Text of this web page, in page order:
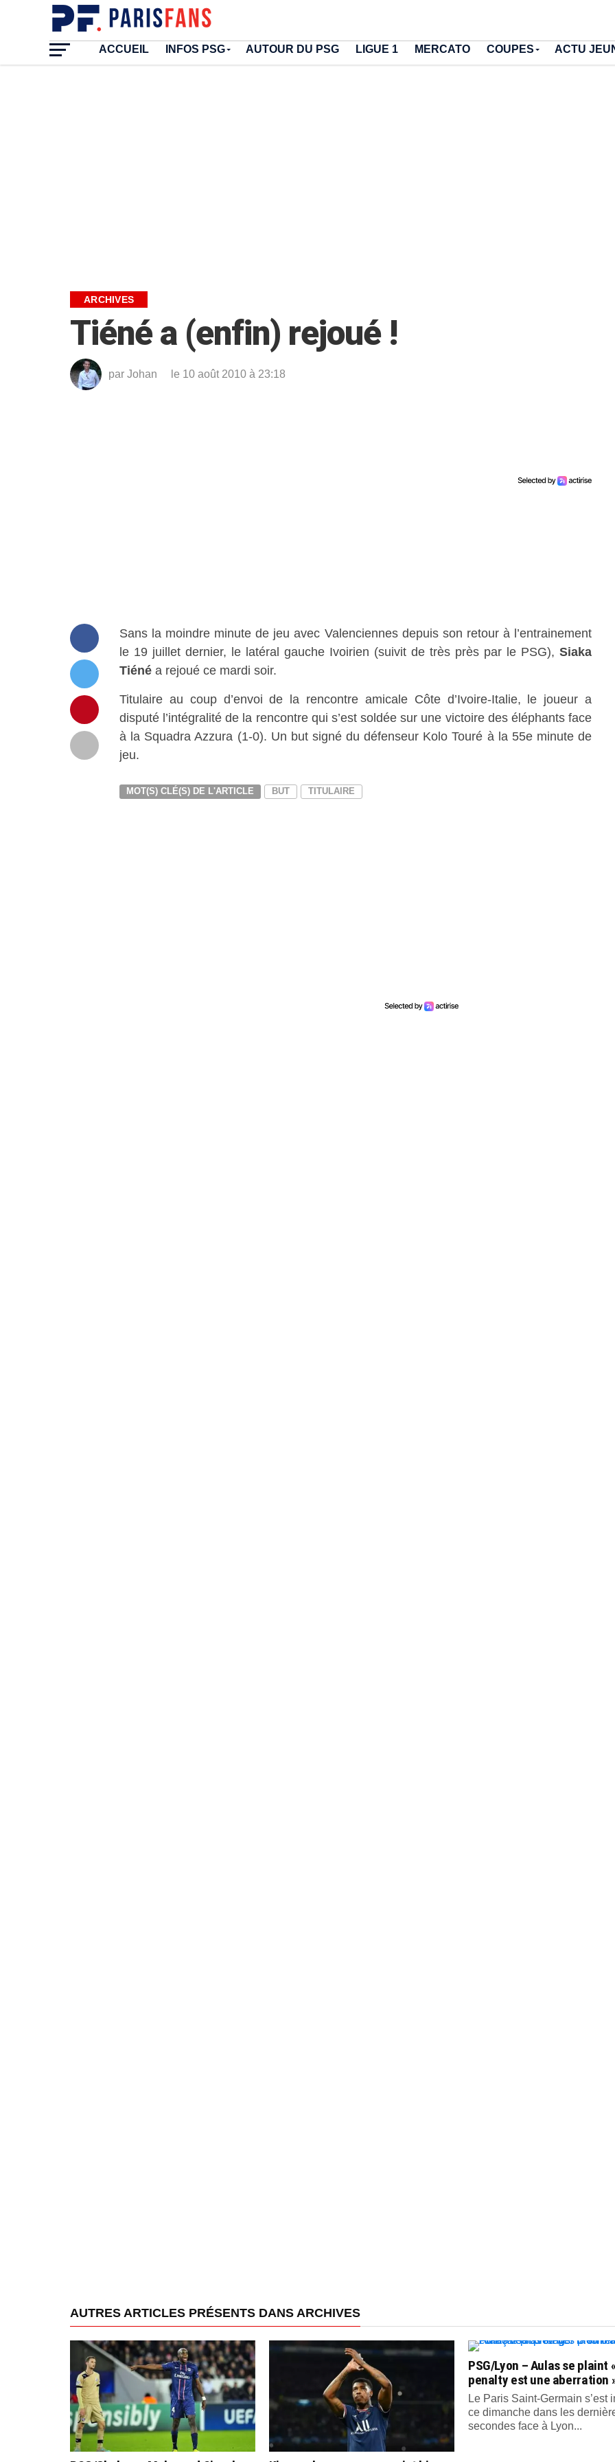
ACCUEIL INFOS PSG AUTOUR DU PSG LIGUE 1 MERCATO COUPES ACTU
ARCHIVES
Tiéné a (enfin) rejoué !
par Johan le 10 août 2010 à 23:18
Sans la moindre minute de jeu avec Valenciennes depuis son retour à l’entrainement
le 19 juillet dernier, le latéral gauche Ivoirien (suivit de très près par le PSG), Siaka
Tiéné a rejoué ce mardi soir.
Titulaire au coup d’envoi de la rencontre amicale Côte d’Ivoire-Italie, le joueur a
disputé l’intégralité de la rencontre qui s’est soldée sur une victoire des éléphants face
à la Squadra Azzura (1-0). Un but signé du défenseur Kolo Touré à la 55e minute de
jeu.
MOT(S) CLÉ(S) DE L'ARTICLE BUT TITULAIRE
AUTRES ARTICLES PRÉSENTS DANS ARCHIVES
PSG/Lyon – Aulas se plaint
penalty est une aberration
Le Paris Saint-Germain s’est
ce dimanche dans les
secondes face à Lyon...